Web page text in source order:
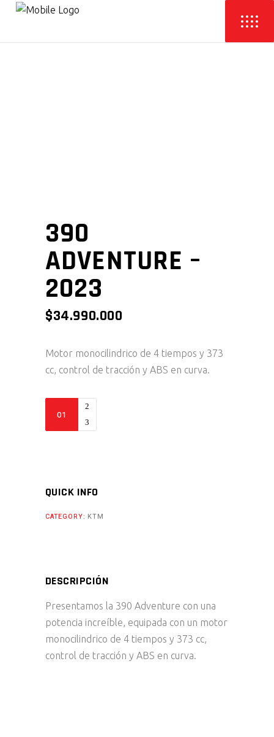
390
ADVENTURE –
2023
$34.990.000
Motor monocilindrico de 4 tiempos y 373
cc, control de tracción y ABS en curva.
Adventure
QUICK INFO
CATEGORY: KTM
DESCRIPCIÓN
Presentamos la 390 Adventure con una
potencia increíble, equipada con un motor
monocilindrico de 4 tiempos y 373 cc,
control de tracción y ABS en curva.